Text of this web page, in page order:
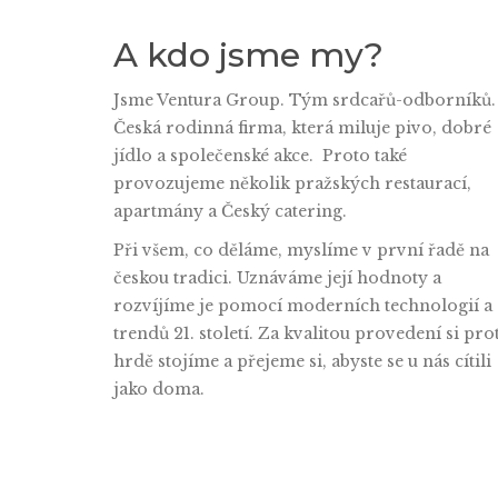
A kdo jsme my?
Jsme Ventura Group. Tým srdcařů-odborníků.
Česká rodinná firma, která miluje pivo, dobré
jídlo a společenské akce. Proto také
provozujeme několik pražských restaurací,
apartmány a Český catering.
Při všem, co děláme, myslíme v první řadě na
českou tradici. Uznáváme její hodnoty a
rozvíjíme je pomocí moderních technologií a
trendů 21. století. Za kvalitou provedení si
hrdě stojíme a přejeme si, abyste se u nás cítili
jako doma.